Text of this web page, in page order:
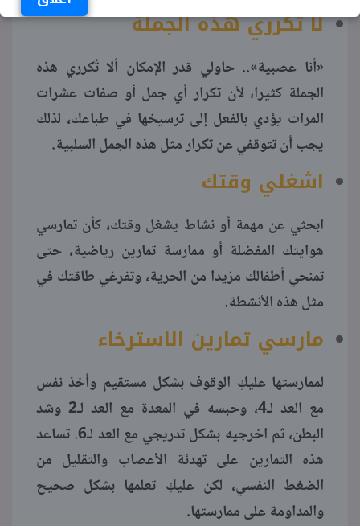
لا تُكرري هذه الجملة
«أنا عصبية».. حاولي قدر الإمكان ألا تُكرري هذه
الجملة كثيرا، لأن تكرار أي جمل أو صفات عشرات
المرات يؤدي بالفعل إلى ترسيخها في طباعك، لذلك
يجب أن تتوقفي عن تكرار مثل هذه الجمل السلبية.
اشغلي وقتك
ابحثي عن مهمة أو نشاط يشغل وقتك، كأن تمارسي
هوايتك المفضلة أو ممارسة تمارين رياضية، حتى
تمنحي أطفالك مزيدا من الحرية، وتفرغي طاقتك في
مثل هذه الأنشطة.
مارسي تمارين الاسترخاء
لممارستها عليكِ الوقوف بشكل مستقيم وأخذ نفس
مع العد لـ4، وحبسه في المعدة مع العد لـ2 وشد
البطن، ثم اخرجيه بشكل تدريجي مع العد لـ6. تساعد
هذه التمارين على تهدئة الأعصاب والتقليل من
الضغط النفسي، لكن عليكِ تعلمها بشكل صحيح
والمداومة على ممارستها.